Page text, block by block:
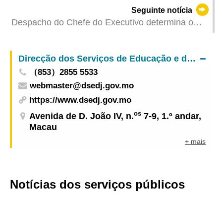
Seguinte notícia
Despacho do Chefe do Executivo determina o
migração que ligam RAEM e Zhuhai a partir das
06h00 do dia 20 de Julho
Direcção dos Serviços de Educação e de Desenvolvimento da Juventude
（853）2855 5533
webmaster@dsedj.gov.mo
https://www.dsedj.gov.mo
Avenida de D. João IV, n.os 7-9, 1.º andar,
Macau
+ mais
Notícias dos serviços públicos